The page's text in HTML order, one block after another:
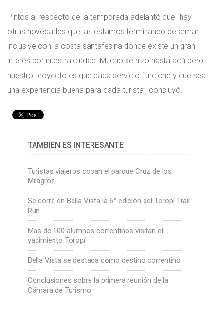
Pintos al respecto de la temporada adelantó que “hay
otras novedades que las estamos terminando de armar,
inclusive con la costa santafesina donde existe un gran
interés por nuestra ciudad. Mucho se hizo hasta acá pero
nuestro proyecto es que cada servicio funcione y que sea
una experiencia buena para cada turista”, concluyó.
TAMBIÉN ES INTERESANTE
Turistas viajeros copan el parque Cruz de los
Milagros
Se corre en Bella Vista la 6° edición del Toropí Trail
Run
Más de 100 alumnos correntinos visitan el
yacimiento Toropí
Bella Vista se destaca como destino correntino
Conclusiones sobre la primera reunión de la
Cámara de Turismo